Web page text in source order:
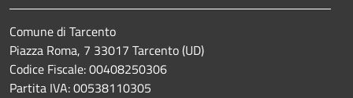
Comune di Tarcento
Piazza Roma, 7 33017 Tarcento (UD)
Codice Fiscale: 00408250306
Partita IVA: 00538110305